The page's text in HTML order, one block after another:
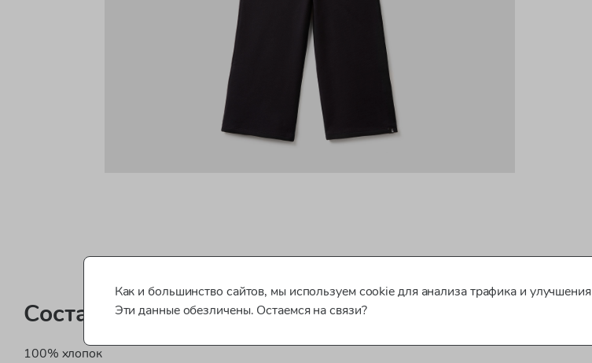
Состав
100% хлопок
Как и большинство сайтов, мы используем cookie для анализа трафика и
Эти данные обезличены. Остаемся на связи?